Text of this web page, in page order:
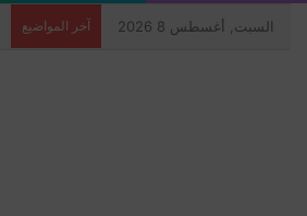
السبت, أغسطس 8 2026 آخر المواضيع